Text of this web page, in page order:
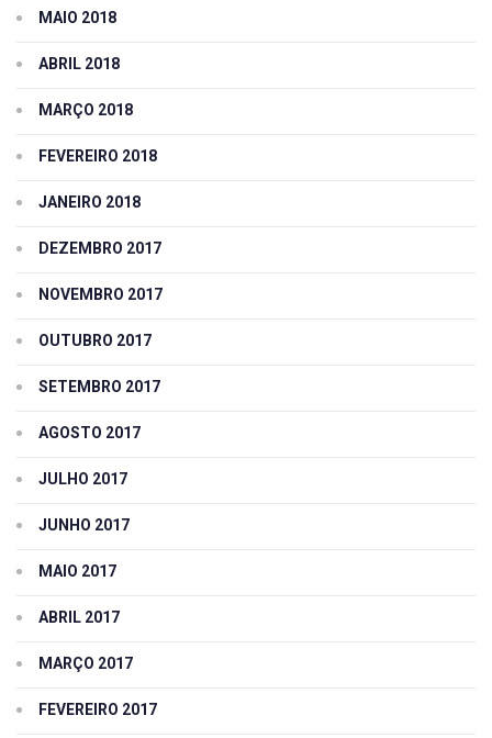
MAIO 2018
ABRIL 2018
MARÇO 2018
FEVEREIRO 2018
JANEIRO 2018
DEZEMBRO 2017
NOVEMBRO 2017
OUTUBRO 2017
SETEMBRO 2017
AGOSTO 2017
JULHO 2017
JUNHO 2017
MAIO 2017
ABRIL 2017
MARÇO 2017
FEVEREIRO 2017